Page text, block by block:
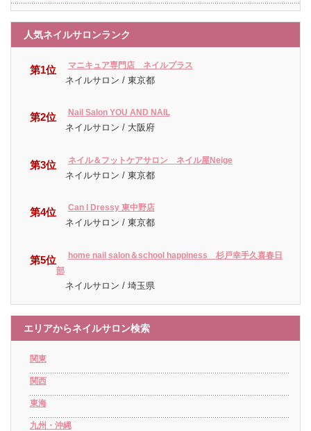
人気ネイルサロンランク
第1位 マニキュア専門店 ネイルプラス
ネイルサロン / 東京都
第2位 Nail Salon YOU AND NAIL
ネイルサロン / 大阪府
第3位 ネイル＆フットケアサロン ネイル屋Neige
ネイルサロン / 東京都
第4位 Can I Dressy 東中野店
ネイルサロン / 東京都
第5位
home nail salon＆school happiness 杉戸幸手久喜春日
部
ネイルサロン / 埼玉県
エリアからネイルサロン検索
関東
関西
東海
九州・沖縄